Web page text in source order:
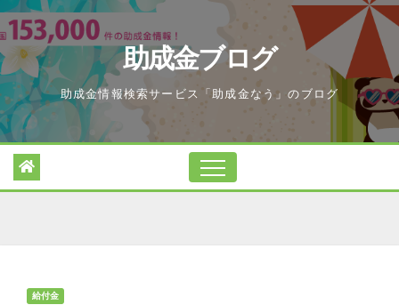
Skip
to
content
助成金ブログ
助成金情報検索サービス「助成金なう」のブログ
給付金